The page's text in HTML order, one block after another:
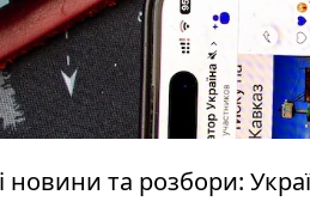
та розбори: